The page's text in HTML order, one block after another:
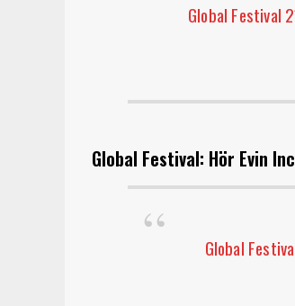
Global Festival
Global Festival: Hör Evin
Global